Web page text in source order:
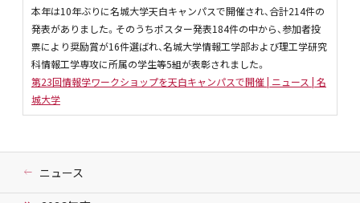
本年は10年ぶりに名城大学天白キャンパスで開催され、合計214件の
発表がありました。そのうちポスター発表184件の中から、参加者投
票により奨励賞が16件選ばれ、名城大学情報工学部および理工学研究
科情報工学専攻に所属の学生等5組が表彰されました。
第23回情報学ワークショップを天白キャンパスで開催 | ニュース | 名
城大学
ニュース